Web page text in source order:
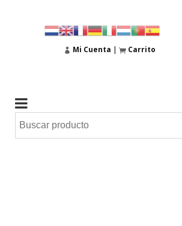
Mi Cuenta | Carrito